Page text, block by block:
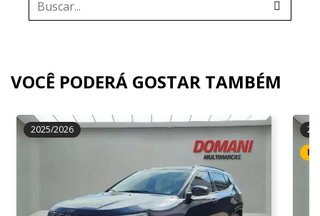
VOCÊ PODERÁ GOSTAR TAMBÉM
2025/2026